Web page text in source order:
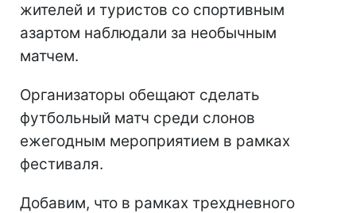
жителей и туристов со спортивным
азартом наблюдали за необычным
матчем.
Организаторы обещают сделать
футбольный матч среди слонов
ежегодным мероприятием в рамках
фестиваля.
Добавим, что в рамках трехдневного